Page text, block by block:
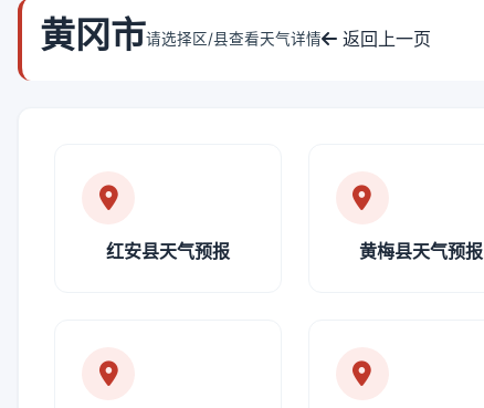
黄冈市请选择区/县查看天气详情 返回上一页
红安县天气预报 黄梅县天气预报